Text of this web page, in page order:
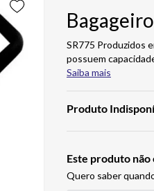
SR775 Produzidos
possuem
Saiba mais
Produto
Este produto
Quero saber